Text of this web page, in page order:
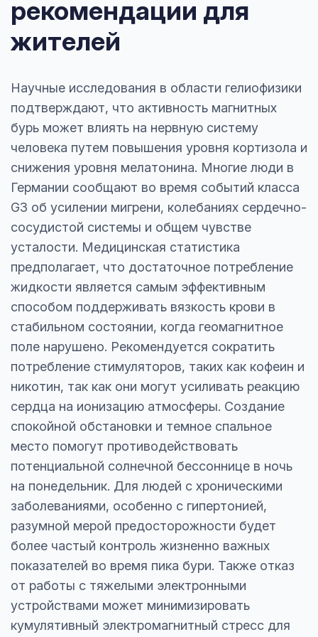
рекомендации для
жителей
Научные исследования в области гелиофизики
подтверждают, что активность магнитных
бурь может влиять на нервную систему
человека путем повышения уровня кортизола и
снижения уровня мелатонина. Многие люди в
Германии сообщают во время событий класса
G3 об усилении мигрени, колебаниях сердечно-
сосудистой системы и общем чувстве
усталости. Медицинская статистика
предполагает, что достаточное потребление
жидкости является самым эффективным
способом поддерживать вязкость крови в
стабильном состоянии, когда геомагнитное
поле нарушено. Рекомендуется сократить
потребление стимуляторов, таких как кофеин и
никотин, так как они могут усиливать реакцию
сердца на ионизацию атмосферы. Создание
спокойной обстановки и темное спальное
место помогут противодействовать
потенциальной солнечной бессоннице в ночь
на понедельник. Для людей с хроническими
заболеваниями, особенно с гипертонией,
разумной мерой предосторожности будет
более частый контроль жизненно важных
показателей во время пика бури. Также отказ
от работы с тяжелыми электронными
устройствами может минимизировать
кумулятивный электромагнитный стресс для